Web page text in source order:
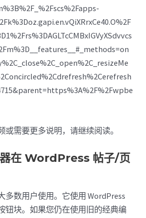
或需要更多说明，请继续阅读。
在 WordPress 帖子/页
多数用户使用。它使用 WordPress
钮块。如果您仍在使用旧的经典编